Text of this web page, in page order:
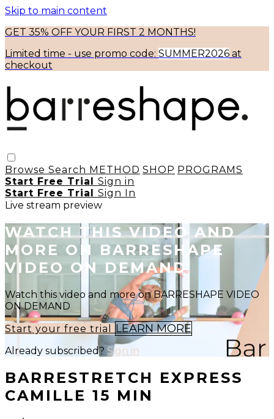
Skip to main content
GET 35% OFF YOUR FIRST 2 MONTHS!
Limited time - use promo code: SUMMER2026 at
checkout
Browse Search METHOD SHOP PROGRAMS
Start Free Trial Sign in
Start Free Trial Sign In
Live stream preview
WATCH THIS VIDEO AND
MORE ON BARRESHAPE
VIDEO ON DEMAND
Watch this video and more on BARRESHAPE VIDEO
ON DEMAND
Start your free trial
LEARN MORE
Already subscribed? Sign in
BARRESTRETCH EXPRESS
CAMILLE 15 MIN